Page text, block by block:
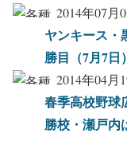
2014年07月
ヤンキース・
勝目（7月7日）
2014年04月
春季高校野球
勝校・瀬戸内